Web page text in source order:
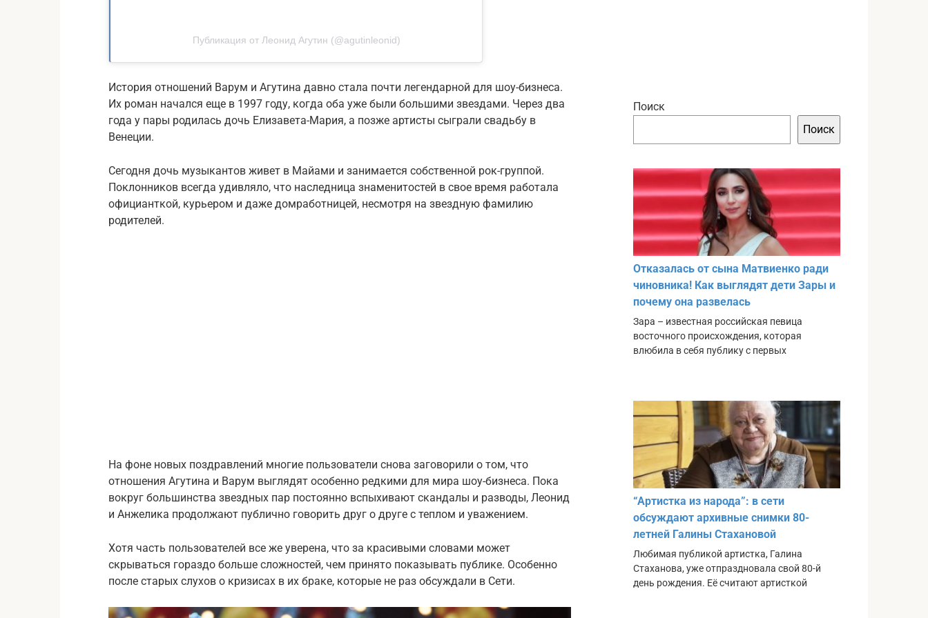
Публикация от Леонид Агутин (@agutinleonid)
История отношений Варум и Агутина давно стала почти легендарной для шоу-бизнеса.
Их роман начался еще в 1997 году, когда оба уже были большими звездами. Через два
года у пары родилась дочь Елизавета-Мария, а позже артисты сыграли свадьбу в
Венеции.
Сегодня дочь музыкантов живет в Майами и занимается собственной рок-группой.
Поклонников всегда удивляло, что наследница знаменитостей в свое время работала
официанткой, курьером и даже домработницей, несмотря на звездную фамилию
родителей.
На фоне новых поздравлений многие пользователи снова заговорили о том, что
отношения Агутина и Варум выглядят особенно редкими для мира шоу-бизнеса. Пока
вокруг большинства звездных пар постоянно вспыхивают скандалы и разводы, Леонид
и Анжелика продолжают публично говорить друг о друге с теплом и уважением.
Хотя часть пользователей все же уверена, что за красивыми словами может
скрываться гораздо больше сложностей, чем принято показывать публике. Особенно
после старых слухов о кризисах в их браке, которые не раз обсуждали в Сети.
Поиск
Поиск
Отказалась от сына Матвиенко ради
чиновника! Как выглядят дети Зары и
почему она развелась
Зара – известная российская певица
восточного происхождения, которая
влюбила в себя публику с первых
“Артистка из народа”: в сети
обсуждают архивные снимки 80-
летней Галины Стахановой
Любимая публикой артистка, Галина
Стаханова, уже отпраздновала свой 80-й
день рождения. Её считают артисткой